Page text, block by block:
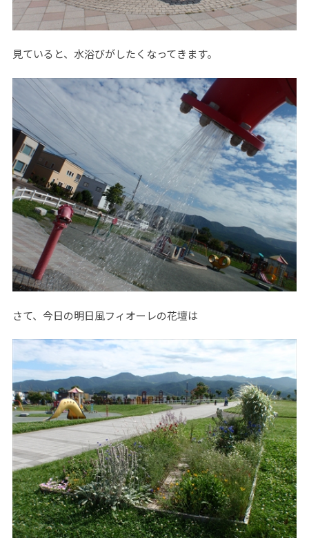
見ていると、水浴びがしたくなってきます。
さて、今日の明日風フィオーレの花壇は